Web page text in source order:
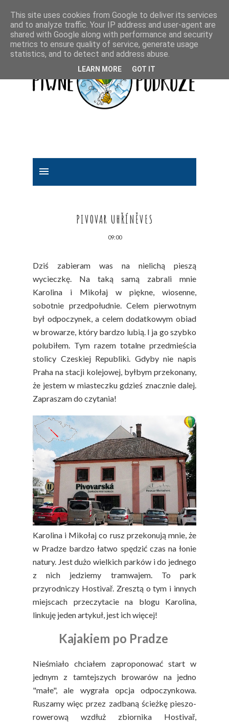
PIVOVAR UHŘÍNĚVES
09:00
Dziś zabieram was na nielichą pieszą
wycieczkę. Na taką samą zabrali mnie
Karolina i Mikołaj w piękne, wiosenne,
sobotnie przedpołudnie. Celem pierwotnym
był odpoczynek, a celem dodatkowym obiad
w browarze, który bardzo lubią. I ja go szybko
polubiłem. Tym razem totalne przedmieścia
stolicy Czeskiej Republiki. Gdyby nie napis
Praha na stacji kolejowej, byłbym przekonany,
że jestem w miasteczku gdzieś znacznie dalej.
Zapraszam do czytania!
Karolina i Mikołaj co rusz przekonują mnie, że
w Pradze bardzo łatwo spędzić czas na łonie
natury. Jest dużo wielkich parków i do jednego
z nich jedziemy tramwajem. To park
przyrodniczy Hostivař. Zresztą o tym i innych
miejscach przeczytacie na blogu Karolina,
linkuję jeden artykuł, jest ich więcej!
Kajakiem po Pradze
Nieśmiało chciałem zaproponować start w
jednym z tamtejszych browarów na jedno
"małe", ale wygrała opcja odpoczynkowa.
Ruszamy więc przez zadbaną ścieżkę pieszo-
rowerową wzdłuż zbiornika Hostivař,
This site uses cookies from Google to deliver its services
and to analyze traffic. Your IP address and user-agent are
shared with Google along with performance and security
metrics to ensure quality of service, generate usage
statistics, and to detect and address abuse.
LEARN MORE GOT IT